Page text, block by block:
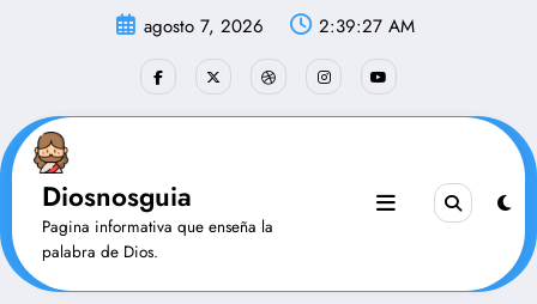
agosto 7, 2026 2:39:28 AM
Diosnosguia
Pagina informativa que enseña la
palabra de Dios.